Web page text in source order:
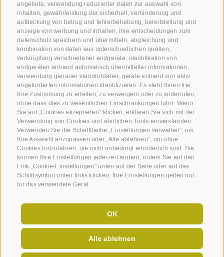
angebote, verwendung reduzierter daten zur auswahl von
inhalten, gewährleistung der sicherheit, verhinderung und
aufdeckung von betrug und fehlerbehebung, bereitstellung und
anzeige von werbung und inhalten, ihre entscheidungen zum
datenschutz speichern und übermitteln, abgleichung und
kombination von daten aus unterschiedlichen quellen,
verknüpfung verschiedener endgeräte, identifikation von
endgeräten anhand automatisch übermittelter informationen,
verwendung genauer standortdaten, geräte anhand von aktiv
angeforderten informationen identifizieren. Es steht Ihnen frei,
Ihre Zustimmung zu erteilen, zu verweigern oder zu widerrufen,
ohne dass dies zu wesentlichen Einschränkungen führt. Wenn
Sie auf „Cookies akzeptieren" klicken, erklären Sie sich mit der
Verwendung von Cookies und ähnlichen Tools einverstanden.
Verwenden Sie die Schaltfläche „Einstellungen verwalten", um
Ihre Auswahl anzupassen oder „Alle ablehnen", um ohne
Cookies fortzufahren, die nicht unbedingt erforderlich sind. Sie
können Ihre Einstellungen jederzeit ändern, indem Sie auf den
Link „Cookie-Einstellungen" unten auf der Seite oder auf das
Schildsymbol unten links klicken. Ihre Einstellungen gelten nur
für das verwendete Gerät.
OK
Alle ablehnen
ALLE ANGEBOTE
YOGA & RETREATS, WANDERN
13.10.2026 - 18.10.2026
Yoga-Auszeit für Dich
DETAILS
ab 915,00 €
Anmeldeschluss 20.09 | noch 2 freie Plätze